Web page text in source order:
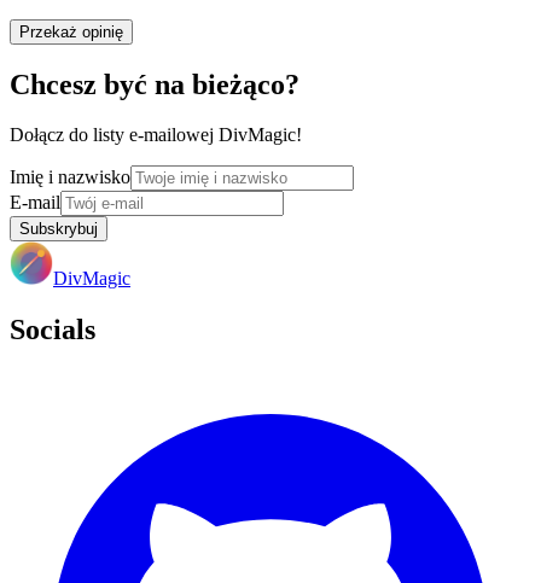
Przekaż opinię
Chcesz być na bieżąco?
Dołącz do listy e-mailowej DivMagic!
Imię i nazwisko
E-mail
Subskrybuj
DivMagic
Socials